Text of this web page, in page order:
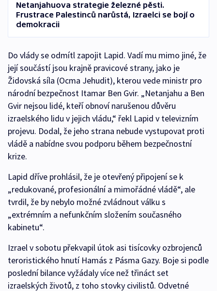
Netanjahuova strategie železné pěsti.
Frustrace Palestinců narůstá, Izraelci se bojí o
demokracii
Do vlády se odmítl zapojit Lapid. Vadí mu mimo jiné, že
její součástí jsou krajně pravicové strany, jako je
Židovská síla (Ocma Jehudit), kterou vede ministr pro
národní bezpečnost Itamar Ben Gvir. „Netanjahu a Ben
Gvir nejsou lidé, kteří obnoví narušenou důvěru
izraelského lidu v jejich vládu,“ řekl Lapid v televizním
projevu. Dodal, že jeho strana nebude vystupovat proti
vládě a nabídne svou podporu během bezpečnostní
krize.
Lapid dříve prohlásil, že je otevřený připojení se k
„redukované, profesionální a mimořádné vládě“, ale
tvrdil, že by nebylo možné zvládnout válku s
„extrémním a nefunkčním složením současného
kabinetu“.
Izrael v sobotu překvapil útok asi tisícovky ozbrojenců
teroristického hnutí Hamás z Pásma Gazy. Boje si podle
poslední bilance vyžádaly více než třináct set
izraelských životů, z toho stovky civilistů. Odvetné